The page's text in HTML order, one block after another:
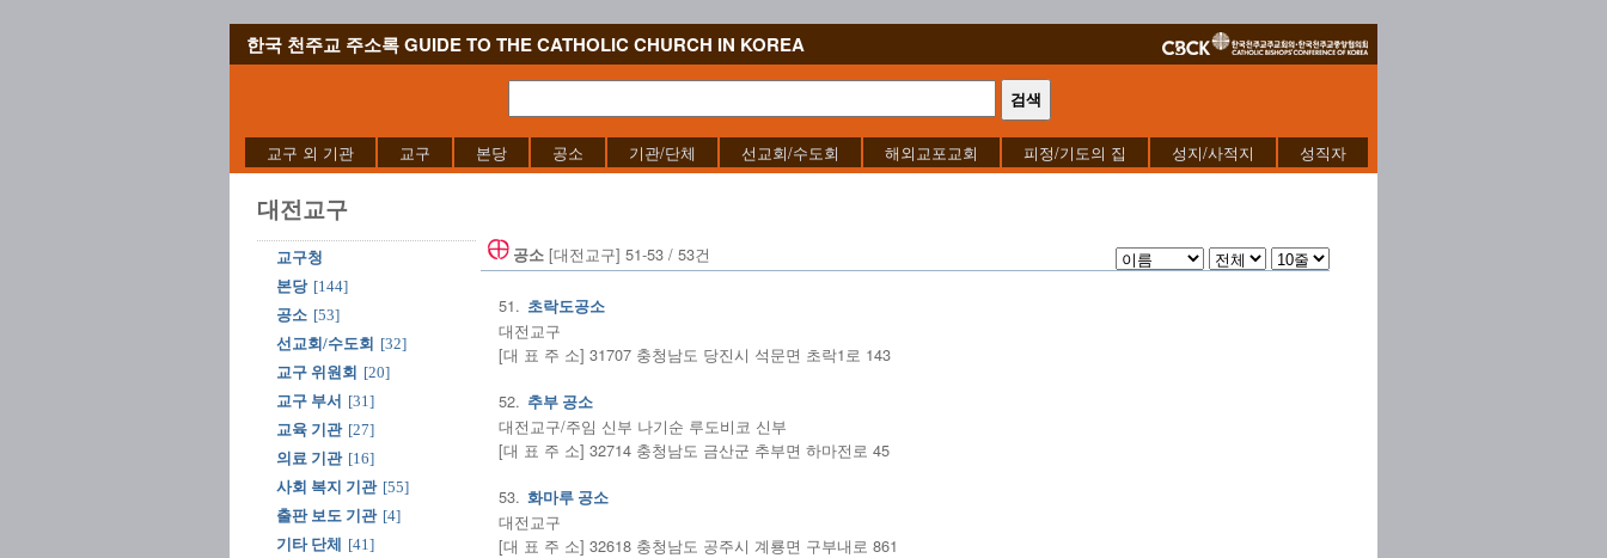
한국 천주교 주소록 GUIDE TO THE CATHOLIC CHURCH IN KOREA
교구 외 기관 교구 본당 공소 기관/단체 선교회/수도회 해외교포교회 피정/기도의 집 성지/사적지 성직자
대전교구
교구청
본당 [144]
공소 [53]
선교회/수도회 [32]
교구 위원회 [20]
교구 부서 [31]
교육 기관 [27]
의료 기관 [16]
사회 복지 기관 [55]
출판 보도 기관 [4]
기타 단체
[41]
공소 [대전교구] 51-53 / 53건
51. 초락도공소
대전교구
[대 표 주 소] 31707 충청남도 당진시 석문면 초락1로 143
52. 추부 공소
대전교구/주임 신부 나기순 루도비코 신부
[대 표 주 소] 32714 충청남도 금산군 추부면 하마전로 45
53. 화마루 공소
대전교구
[대 표 주 소] 32618 충청남도 공주시 계룡면 구부내로 861